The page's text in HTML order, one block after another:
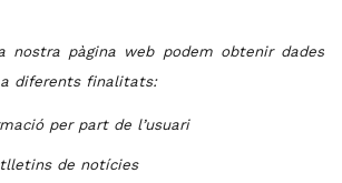
nostra pàgina web podem obtenir dades
diferents finalitats:
per part de l’usuari
de notícies